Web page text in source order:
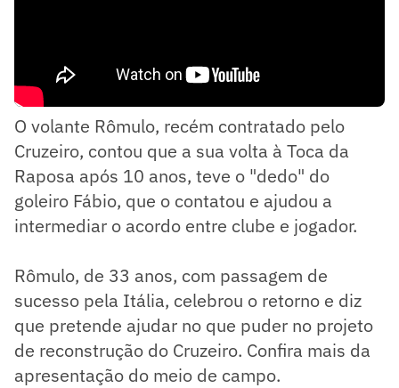
O volante Rômulo, recém contratado pelo
Cruzeiro, contou que a sua volta à Toca da
Raposa após 10 anos, teve o "dedo" do
goleiro Fábio, que o contatou e ajudou a
intermediar o acordo entre clube e jogador.
Rômulo, de 33 anos, com passagem de
sucesso pela Itália, celebrou o retorno e diz
que pretende ajudar no que puder no projeto
de reconstrução do Cruzeiro. Confira mais da
apresentação do meio de campo.